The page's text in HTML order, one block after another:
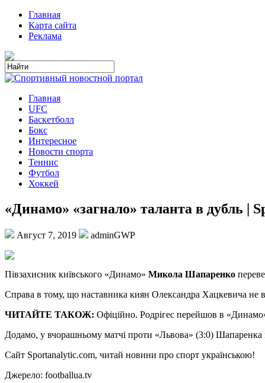
Главная
Карта сайта
Реклама
Главная
UFC
Баскетболл
Бокс
Интересное
Новости спорта
Теннис
Футбол
Хоккей
«Динамо» «загнало» таланта в дубль |
Август 7, 2019 adminGWP
Півзaxисник київського «Динамо» Микола Шапаренко
Справа в тому, що наставника киян Олександра Хацкевича не
ЧИТАЙТЕ ТАКОЖ: Офіційно. Родрігес перейшов в
Додамо, у вчорашньому матчі проти «Львова» (3:0) Шапаренка
Сайт Sportanalytic.com, читай новини про спорт українською!
Джерело: footballua.tv